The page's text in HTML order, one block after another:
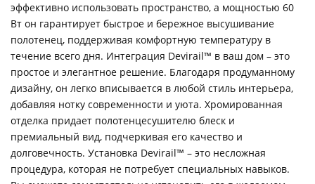
эффективно использовать пространство, а мощностью 60
Вт он гарантирует быстрое и бережное высушивание
полотенец, поддерживая комфортную температуру в
течение всего дня. Интеграция Devirail™ в ваш дом – это
простое и элегантное решение. Благодаря продуманному
дизайну, он легко вписывается в любой стиль интерьера,
добавляя нотку современности и уюта. Хромированная
отделка придает полотенцесушителю блеск и
премиальный вид, подчеркивая его качество и
долговечность. Установка Devirail™ – это несложная
процедура, которая не потребует специальных навыков.